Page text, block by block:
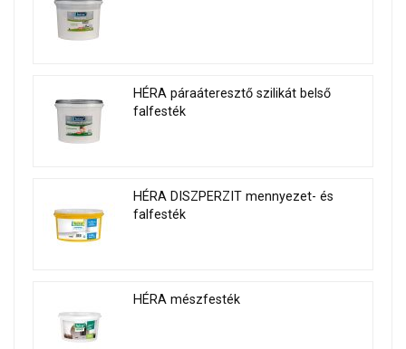
HÉRA páraáteresztő szilikát belső
falfesték
HÉRA DISZPERZIT mennyezet- és
falfesték
HÉRA mészfesték